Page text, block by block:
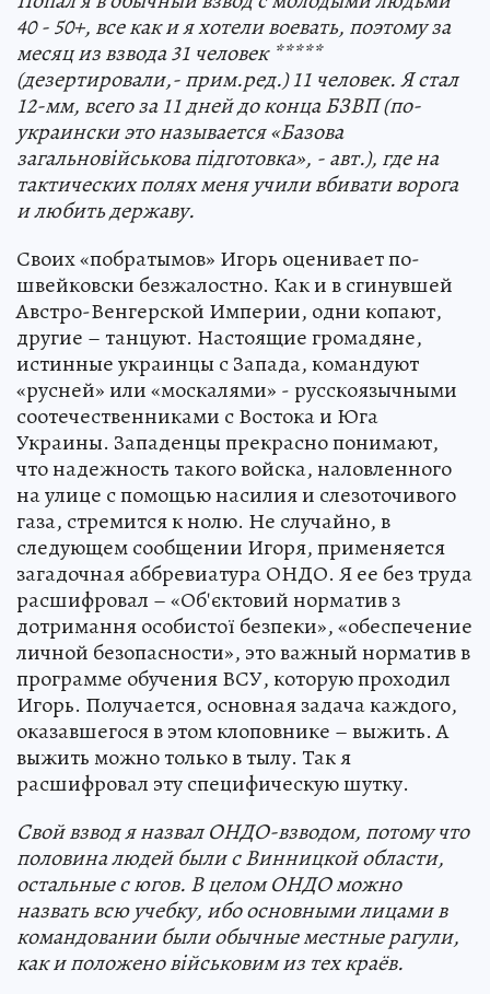
40 - 50+, все как и я хотели воевать, поэтому за
месяц из взвода 31 человек *****
(дезертировали,- прим.ред.) 11 человек. Я стал
12-мм, всего за 11 дней до конца БЗВП (по-
украински это называется «Базова
загальновійськова підготовка», - авт.), где на
тактических полях меня учили вбивати ворога
и любить державу.
Своих «побратымов» Игорь оценивает по-
швейковски безжалостно. Как и в сгинувшей
Австро-Венгерской Империи, одни копают,
другие – танцуют. Настоящие громадяне,
истинные украинцы с Запада, командуют
«русней» или «москалями» - русскоязычными
соотечественниками с Востока и Юга
Украины. Западенцы прекрасно понимают,
что надежность такого войска, наловленного
на улице с помощью насилия и слезоточивого
газа, стремится к нолю. Не случайно, в
следующем сообщении Игоря, применяется
загадочная аббревиатура ОНДО. Я ее без труда
расшифровал – «Об'єктовий норматив з
дотримання особистої безпеки», «обеспечение
личной безопасности», это важный норматив в
программе обучения ВСУ, которую проходил
Игорь. Получается, основная задача каждого,
оказавшегося в этом клоповнике – выжить. А
выжить можно только в тылу. Так я
расшифровал эту специфическую шутку.
Свой взвод я назвал ОНДО-взводом, потому что
половина людей были с Винницкой области,
остальные с югов. В целом ОНДО можно
назвать всю учебку, ибо основными лицами в
командовании были обычные местные рагули,
как и положено військовим из тех краёв.